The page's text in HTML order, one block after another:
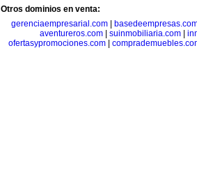
Otros dominios en venta:
gerenciaempresarial.com|
aventureros.com| suinmobiliaria.com|
ofertasypromociones.com|